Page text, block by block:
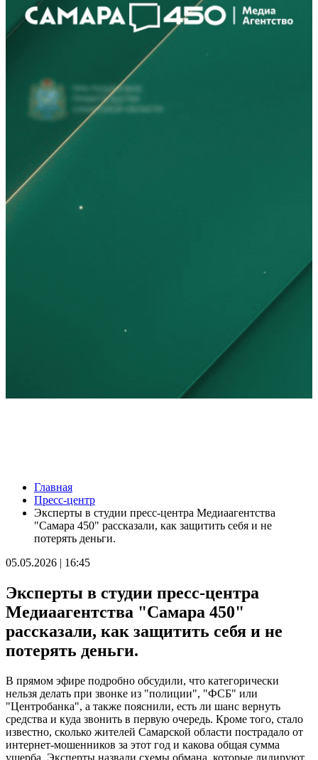
Пенсионерка из Ставропольского района потеряла 650 тысяч
рублей из-за аферистов
09.08.2026 | 16:40
Вернут деньги: мошенники обманули пенсионерку из Самары
на 950 тысяч рублей
Из-за непогоды в Тольятти усилили работу аварийных служб
Где в Самаре приведут в порядок газоны 9 августа: список
адресов
09.08.2026 | 15:31
Нападающий КС рассказал об игре команды с новым
тренером
09.08.2026 | 15:05
"Локомотивом"
09.08.2026 | 14:25
В Красноглинском районе Самары водитель легковушки сбил
ребенка
09.08.2026 | 14:16
В России могут отменить ЕГЭ с 2027 года
09.08.2026 | 12:35
Главная
Пресс-центр
Эксперты в студии пресс-центра Медиаагентства
"Самара 450" рассказали, как защитить себя и не
потерять деньги.
05.05.2026 | 16:45
Эксперты в студии пресс-центра
Медиаагентства "Самара 450"
рассказали, как защитить себя и не
потерять деньги.
В прямом эфире подробно обсудили, что категорически
нельзя делать при звонке из "полиции", "ФСБ" или
"Центробанка", а также пояснили, есть ли шанс вернуть
средства и куда звонить в первую очередь. Кроме того, стало
известно, сколько жителей Самарской области пострадало от
интернет-мошенников за этот год и какова общая сумма
ущерба. Эксперты назвали схемы обмана, которые лидируют